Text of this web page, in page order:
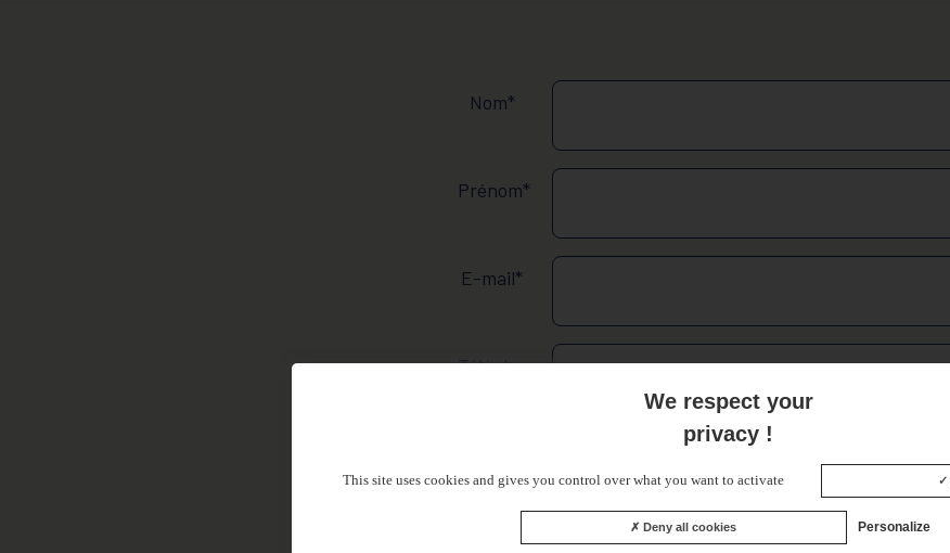
Nom*
Prénom*
E-mail*
Téléphone
We respect your
privacy !
This site uses cookies and gives you control over what you want to activate
Deny all cookies Personalize